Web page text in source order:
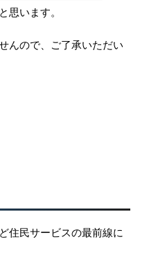
思います。
んので、ご了承いただい
住民サービスの最前線に